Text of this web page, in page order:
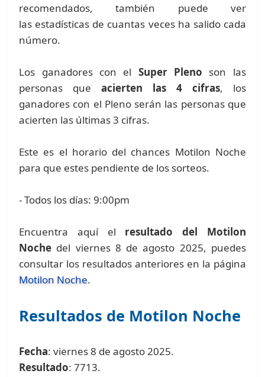
recomendados, también puede ver
las estadísticas de cuantas veces ha salido cada
número.
Los ganadores con el Super Pleno son las
personas queacierten las 4 cifras, los
ganadores con el Pleno serán las personas que
acierten las últimas 3 cifras.
Este es el horario del chances Motilon Noche
para que estes pendiente de los sorteos.
- Todos los días: 9:00pm
Encuentra aquí el resultado del Motilon
Noche del viernes 8 de agosto 2025, puedes
consultar los resultados anteriores en la página
Motilon Noche.
Resultados de Motilon Noche
Fecha: viernes 8 de agosto 2025.
Resultado: 7713.